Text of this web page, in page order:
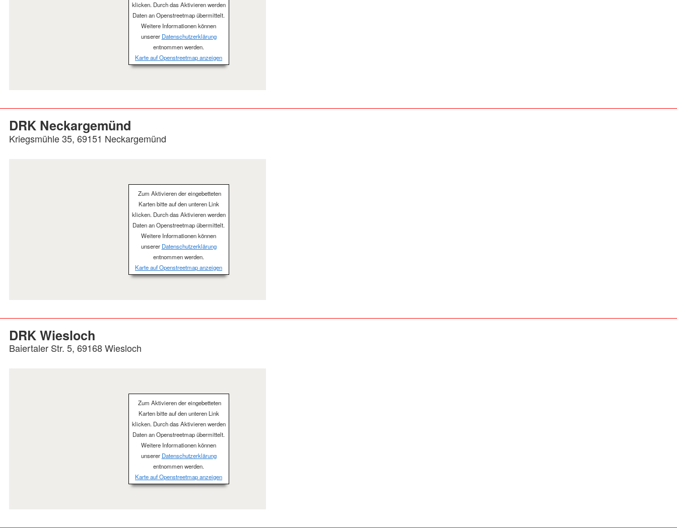
klicken. Durch das Aktivieren werden
Daten an Openstreetmap übermittelt.
Weitere Informationen können
unserer Datenschutzerklärung
entnommen werden.
Karte auf Openstreetmap anzeigen
DRK Neckargemünd
Kriegsmühle 35, 69151 Neckargemünd
Zum Aktivieren der eingebetteten
Karten bitte auf den unteren Link
klicken. Durch das Aktivieren werden
Daten an Openstreetmap übermittelt.
Weitere Informationen können
unserer Datenschutzerklärung
entnommen werden.
Karte auf Openstreetmap anzeigen
DRK Wiesloch
Baiertaler Str. 5, 69168 Wiesloch
Zum Aktivieren der eingebetteten
Karten bitte auf den unteren Link
klicken. Durch das Aktivieren werden
Daten an Openstreetmap übermittelt.
Weitere Informationen können
unserer Datenschutzerklärung
entnommen werden.
Karte auf Openstreetmap anzeigen